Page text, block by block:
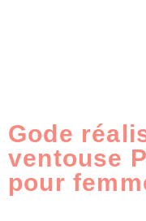
Gode
ventouse
pour